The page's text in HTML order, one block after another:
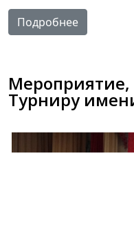
Подробнее
Мероприятие,
Турниру